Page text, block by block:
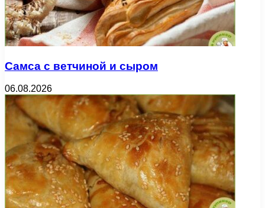
Самса с ветчиной и сыром
06.08.2026